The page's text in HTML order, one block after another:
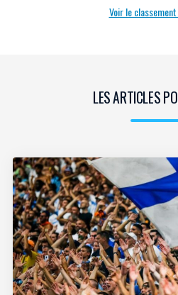
Voir le
LES ARTICLES